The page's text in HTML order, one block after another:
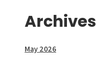
Archives
May 2026